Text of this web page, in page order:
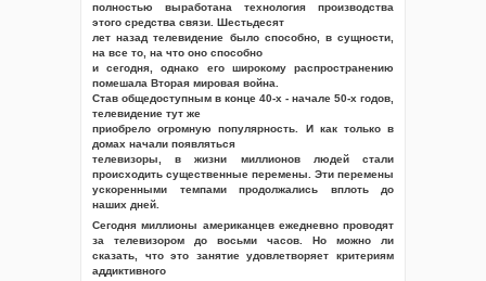
полностью выработана технология производства
этого средства связи. Шестьдесят
лет назад телевидение было способно, в сущности,
на все то, на что оно способно
и сегодня, однако его широкому распространению
помешала Вторая мировая война.
Став общедоступным в конце 40-х - начале 50-х годов,
телевидение тут же
приобрело огромную популярность. И как только в
домах начали появляться
телевизоры, в жизни миллионов людей стали
происходить существенные перемены. Эти перемены
ускоренными темпами продолжались вплоть до
наших дней.
Сегодня миллионы американцев ежедневно проводят
за телевизором до восьми часов. Но можно ли
сказать, что это занятие удовлетворяет критериям
аддиктивного